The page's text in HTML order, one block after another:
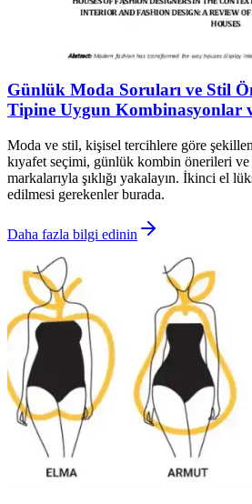
Günlük Moda Soruları ve Stil
Tipine Uygun Kombinasyonlar
Moda ve stil, kişisel tercihlere göre
kıyafet seçimi, günlük kombin önerileri ve
markalarıyla şıklığı yakalayın. İkinci el
edilmesi gerekenler burada.
Daha fazla bilgi edinin